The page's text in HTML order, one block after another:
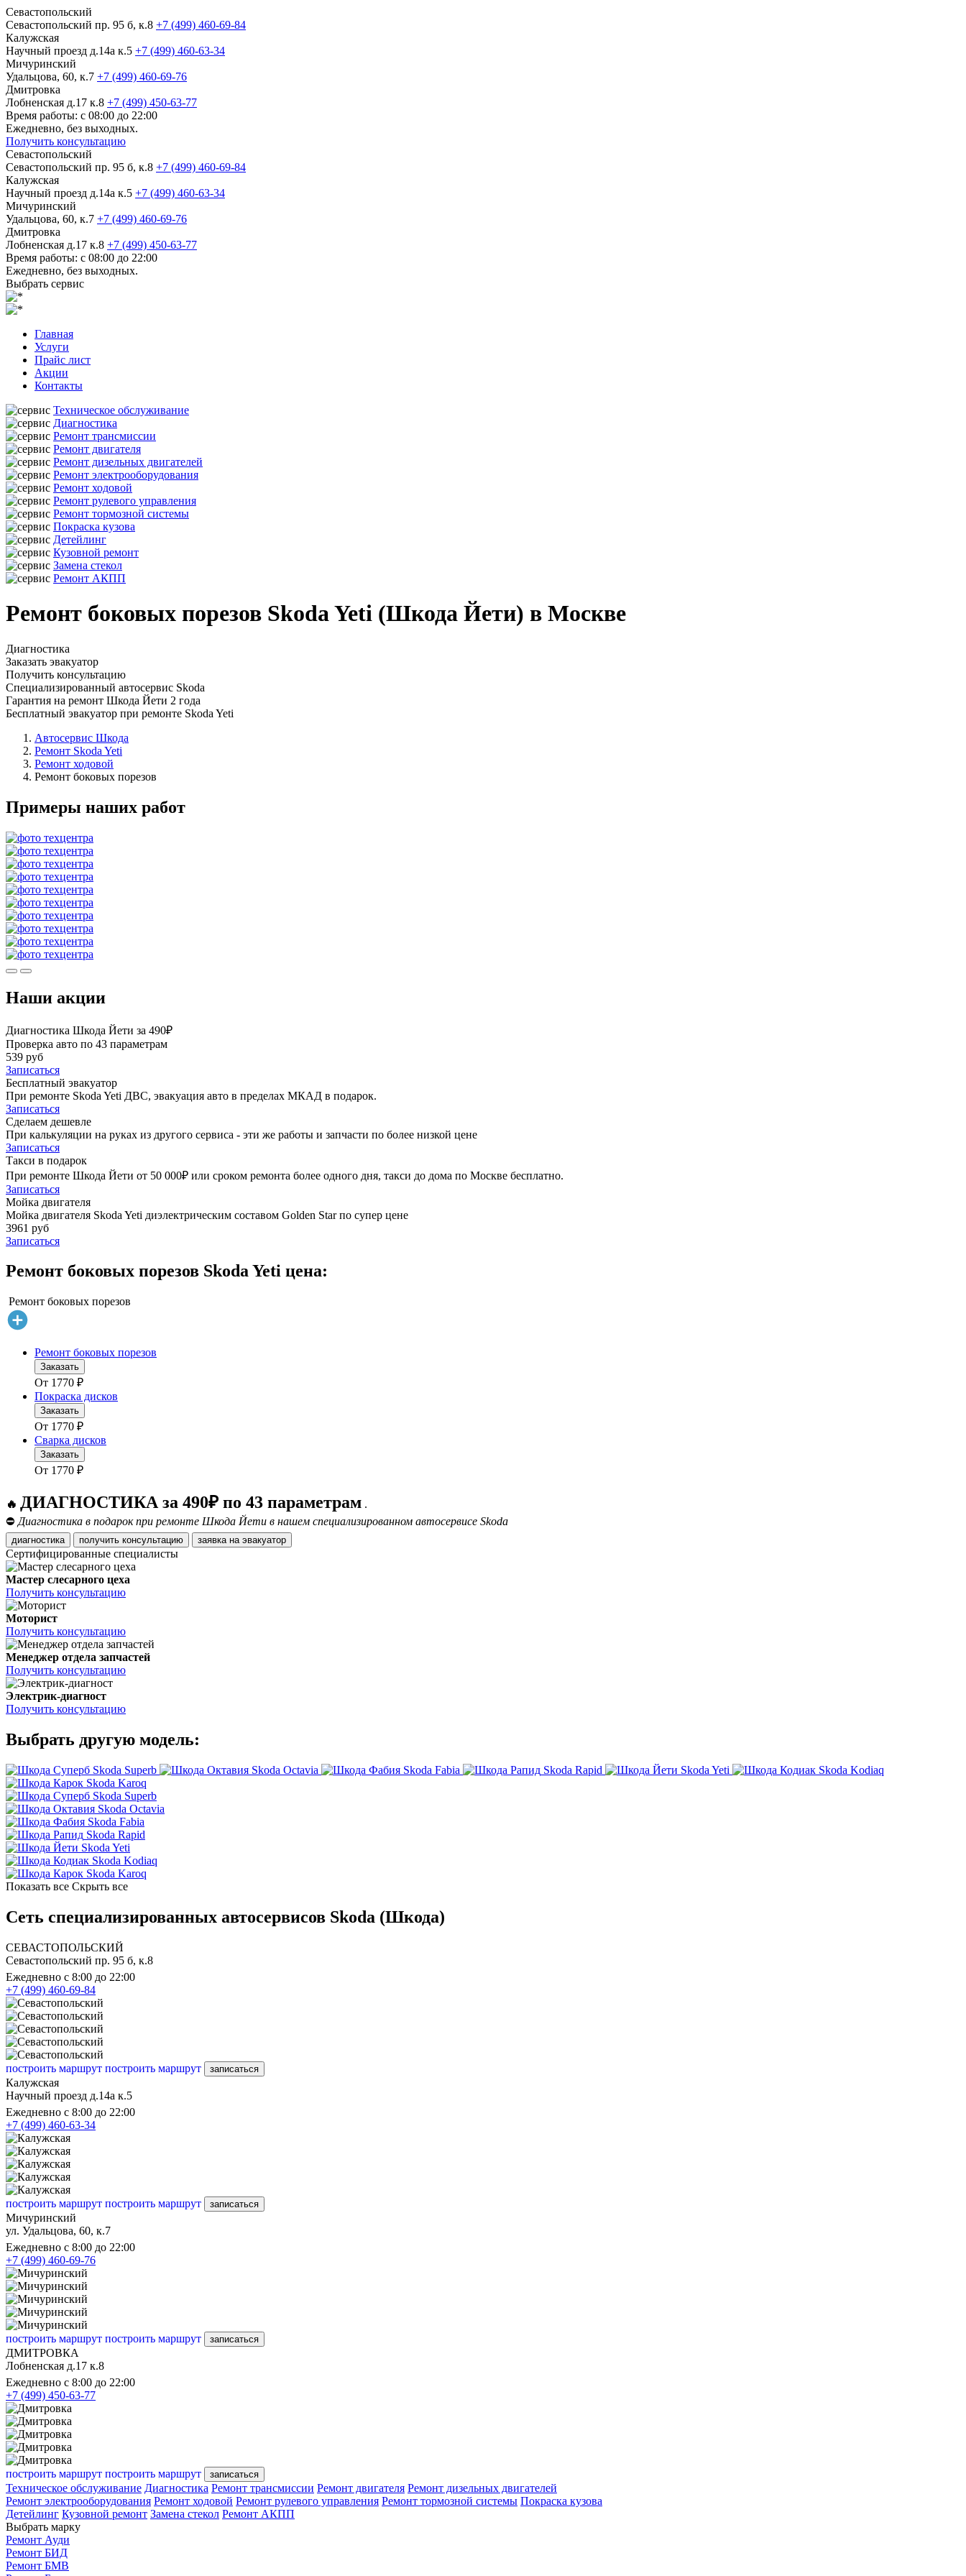
Севастопольский
Севастопольский пр. 95 б, к.8 +7 (499) 460-69-84
Калужская
Научный проезд д.14а к.5 +7 (499) 460-63-34
Мичуринский
Удальцова, 60, к.7 +7 (499) 460-69-76
Дмитровка
Лобненская д.17 к.8 +7 (499) 450-63-77
Время работы: с 08:00 до 22:00
Ежедневно, без выходных.
Получить консультацию
Севастопольский
Севастопольский пр. 95 б, к.8 +7 (499) 460-69-84
Калужская
Научный проезд д.14а к.5 +7 (499) 460-63-34
Мичуринский
Удальцова, 60, к.7 +7 (499) 460-69-76
Дмитровка
Лобненская д.17 к.8 +7 (499) 450-63-77
Время работы: с 08:00 до 22:00
Ежедневно, без выходных.
Выбрать сервис
Главная
Услуги
Прайс лист
Акции
Контакты
Техническое обслуживание
Диагностика
Ремонт трансмиссии
Ремонт двигателя
Ремонт дизельных двигателей
Ремонт электрооборудования
Ремонт ходовой
Ремонт рулевого управления
Ремонт тормозной системы
Покраска кузова
Детейлинг
Кузовной ремонт
Замена стекол
Ремонт АКПП
Ремонт боковых порезов Skoda Yeti (Шкода Йети) в Москве
Диагностика
Заказать эвакуатор
Получить консультацию
Специализированный автосервис Skoda
Гарантия на ремонт Шкода Йети 2 года
Бесплатный эвакуатор при ремонте Skoda Yeti
Автосервис Шкода
Ремонт Skoda Yeti
Ремонт ходовой
Ремонт боковых порезов
Примеры наших работ
Наши акции
Диагностика Шкода Йети за 490₽
Проверка авто по 43 параметрам
539 руб
Записаться
Бесплатный эвакуатор
При ремонте Skoda Yeti ДВС, эвакуация авто в пределах МКАД в подарок.
Записаться
Сделаем дешевле
При калькуляции на руках из другого сервиса - эти же работы и запчасти по более низкой цене
Записаться
Такси в подарок
При ремонте Шкода Йети от 50 000₽ или сроком ремонта более одного дня, такси до дома по Москве бесплатно.
Записаться
Мойка двигателя
Мойка двигателя Skoda Yeti диэлектрическим составом Golden Star по супер цене
3961 руб
Записаться
Ремонт боковых порезов Skoda Yeti цена:
Ремонт боковых порезов
Ремонт боковых порезов
Заказать
От 1770 ₽
Покраска дисков
Заказать
От 1770 ₽
Сварка дисков
Заказать
От 1770 ₽
🔥 ДИАГНОСТИКА за 490₽ по 43 параметрам .
⛔ Диагностика в подарок при ремонте Шкода Йети в нашем специализированном автосервисе Skoda
диагностика получить консультацию заявка на эвакуатор
Сертифицированные специалисты
Мастер слесарного цеха
Получить консультацию
Моторист
Получить консультацию
Менеджер отдела запчастей
Получить консультацию
Электрик-диагност
Получить консультацию
Выбрать другую модель:
Skoda Superb Skoda Octavia Skoda Fabia Skoda Rapid Skoda Yeti
Skoda Kodiaq
Skoda Karoq
Skoda Superb
Skoda Octavia
Skoda Fabia
Skoda Rapid
Skoda Yeti
Skoda Kodiaq
Skoda Karoq
Показать все Скрыть все
Сеть специализированных автосервисов Skoda (Шкода)
СЕВАСТОПОЛЬСКИЙ
Севастопольский пр. 95 б, к.8
Ежедневно с 8:00 до 22:00
+7 (499) 460-69-84
построить маршрут построить маршрут записаться
Калужская
Научный проезд д.14а к.5
Ежедневно с 8:00 до 22:00
+7 (499) 460-63-34
построить маршрут построить маршрут записаться
Мичуринский
ул. Удальцова, 60, к.7
Ежедневно с 8:00 до 22:00
+7 (499) 460-69-76
построить маршрут построить маршрут записаться
ДМИТРОВКА
Лобненская д.17 к.8
Ежедневно с 8:00 до 22:00
+7 (499) 450-63-77
построить маршрут построить маршрут записаться
Техническое обслуживание Диагностика Ремонт трансмиссии Ремонт двигателя Ремонт дизельных двигателей
Ремонт электрооборудования Ремонт ходовой Ремонт рулевого управления Ремонт тормозной системы Покраска кузова
Детейлинг Кузовной ремонт Замена стекол Ремонт АКПП
Выбрать марку
Ремонт Ауди
Ремонт БИД
Ремонт БМВ